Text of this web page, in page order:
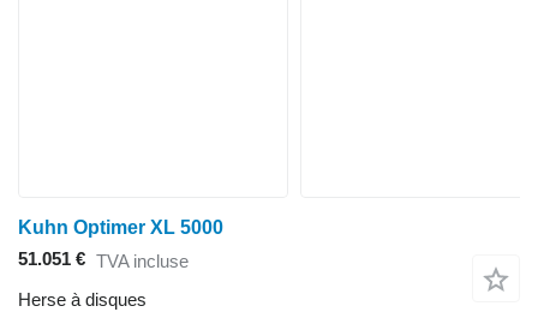
Kuhn Optimer XL 5000
51.051 € TVA incluse
Herse à disques